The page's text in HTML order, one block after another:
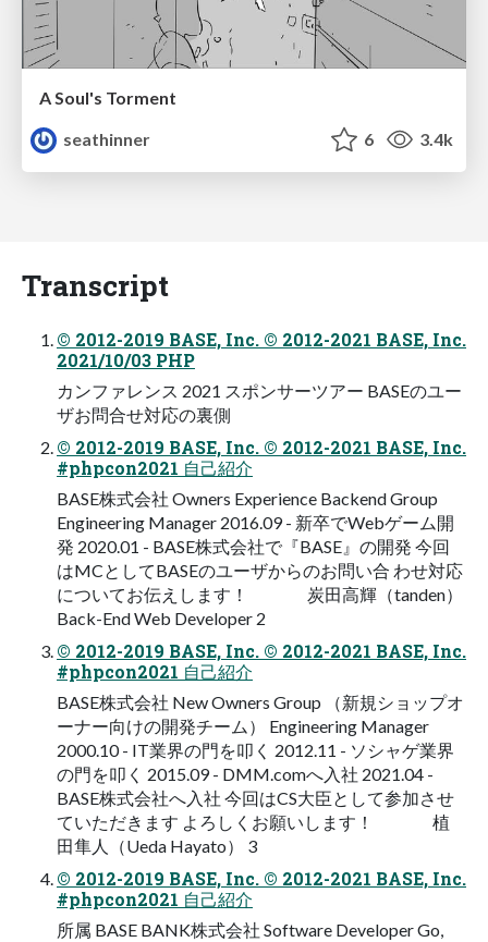
A Soul's Torment
seathinner
6 3.4k
Transcript
© 2012-2019 BASE, Inc. © 2012-2021 BASE, Inc.
2021/10/03 PHP
カンファレンス 2021 スポンサーツアー BASEのユー
ザお問合せ対応の裏側
© 2012-2019 BASE, Inc. © 2012-2021 BASE, Inc.
#phpcon2021 自己紹介
BASE株式会社 Owners Experience Backend Group
Engineering Manager 2016.09 - 新卒でWebゲーム開
発 2020.01 - BASE株式会社で『BASE』の開発 今回
はMCとしてBASEのユーザからのお問い合 わせ対応
についてお伝えします！ 炭田高輝（tanden）
Back-End Web Developer 2
© 2012-2019 BASE, Inc. © 2012-2021 BASE, Inc.
#phpcon2021 自己紹介
BASE株式会社 New Owners Group （新規ショップオ
ーナー向けの開発チーム） Engineering Manager
2000.10 - IT業界の門を叩く 2012.11 - ソシャゲ業界
の門を叩く 2015.09 - DMM.comへ入社 2021.04 -
BASE株式会社へ入社 今回はCS大臣として参加させ
ていただきます よろしくお願いします！ 植
田隼人（Ueda Hayato） 3
© 2012-2019 BASE, Inc. © 2012-2021 BASE, Inc.
#phpcon2021 自己紹介
所属 BASE BANK株式会社 Software Developer Go,